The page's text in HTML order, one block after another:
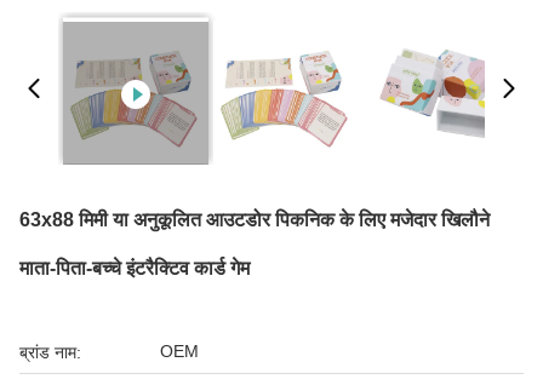
63x88 मिमी या अनुकूलित आउटडोर पिकनिक के लिए मजेदार खिलौने
माता-पिता-बच्चे इंटरैक्टिव कार्ड गेम
ब्रांड नाम: OEM